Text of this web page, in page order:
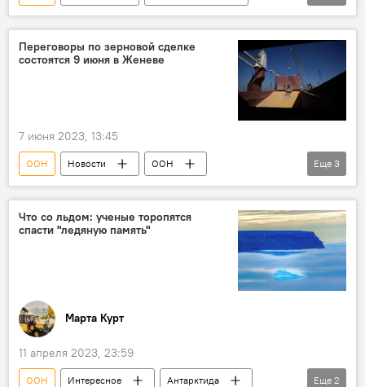
заслуженная артистка Азербайджана Фатма Мехралиева
Международный день невинных детей – жертв агрессии
Турция
Хакан Фидан
Переговоры по зерновой сделке
состоятся 9 июня в Женеве
7 июня 2023, 13:45
ООН Новости
ООН
зерновая сделка
МИД РФ Женева
Еще 3
Что со льдом: ученые торопятся
спасти "ледяную память"
Марта Курт
11 апреля 2023, 23:59
ООН Интересное
Антарктида
Еще 2